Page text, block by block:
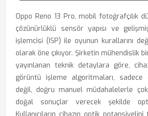
Oppo Reno 13 Pro, mobil fotoğrafçılık
çözünürlüklü sensör yapısı ve
işlemcisi (ISP) ile oyunun kurallarını
olarak öne çıkıyor. Şirketin mühendislik
yayınlanan teknik detaylara göre,
görüntü işleme algoritmaları, sadece
değil, doğru manuel müdahalelerle
doğal sonuçlar verecek şekilde